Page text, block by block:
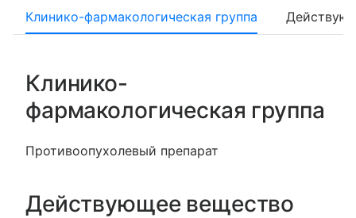
Клинико-фармакологическая группа
Клинико-
фармакологическая группа
Противоопухолевый препарат
Действующее вещество